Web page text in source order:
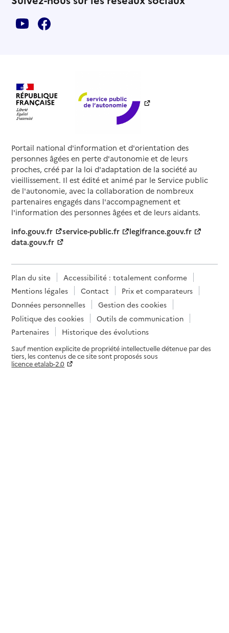
Portail national d'information et d'orientation des
personnes âgées en perte d'autonomie et de leurs
proches, créé par la loi d'adaptation de la société au
vieillissement. Il est édité et animé par le Service public
de l'autonomie, avec la collaboration de nombreux
partenaires engagés dans l'accompagnement et
l'information des personnes âgées et de leurs aidants.
info.gouv.fr
service-public.fr
legifrance.gouv.fr
data.gouv.fr
Plan du site
Accessibilité : totalement conforme
Mentions légales
Contact
Prix et comparateurs
Données personnelles
Gestion des cookies
Politique des cookies
Outils de communication
Partenaires
Historique des évolutions
Sauf mention explicite de propriété intellectuelle détenue par des
tiers, les contenus de ce site sont proposés sous
licence etalab-2.0